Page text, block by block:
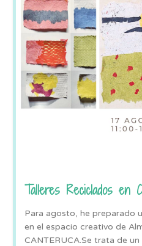
Talleres Reciclados en
Para agosto, he preparado
en el espacio creativo de
CANTERUCA.Se trata de